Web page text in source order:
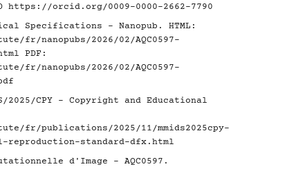
https://orcid.org/0009-0000-2662-7790
Specifications - Nanopub. HTML:
fr/nanopubs/2026/02/AQC0597-
PDF:
fr/nanopubs/2026/02/AQC0597-
2025/CPY - Copyright and Educational
fr/publications/2025/11/mmids2025cpy-
reproduction-standard-dfx.html
d'Image - AQC0597.